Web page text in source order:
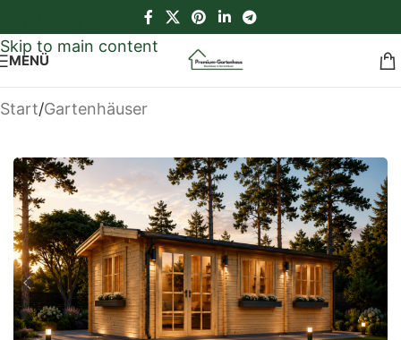
Skip to main content
MENÜ
Start/Gartenhäuser